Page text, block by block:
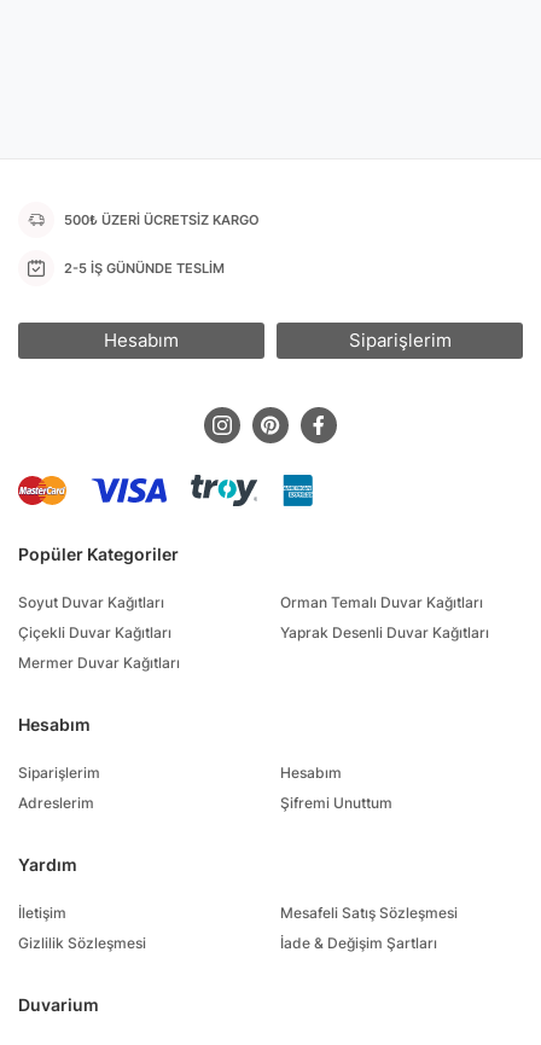
Duvarium
Popüler Kategoriler
Soyut Duvar Kağıtları
Çiçekli Duvar Kağıtları
Mermer Duvar Kağıtları
Orman Temalı Duvar Kağıtları
Yaprak Desenli Duvar Kağıtları
Hesabım
Siparişlerim
Adreslerim
Hesabım
Şifremi Unuttum
Yardım
İletişim
Gizlilik Sözleşmesi
Mesafeli Satış Sözleşmesi
İade & Değişim Şartları
500₺ ÜZERİ ÜCRETSİZ KARGO
2-5 İŞ GÜNÜNDE TESLİM
Hesabım Siparişlerim